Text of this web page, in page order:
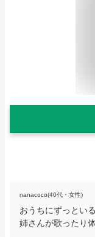
nanacoco(40代・女性)
おうちにずっとい
姉さんが歌ったり